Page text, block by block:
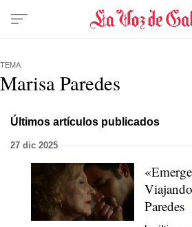
TEMA
Marisa Paredes
Últimos artículos publicados
27 dic 2025
Paredes